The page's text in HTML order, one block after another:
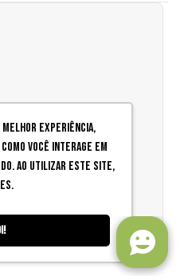
experiência,
você interage em
Ao utilizar este site,